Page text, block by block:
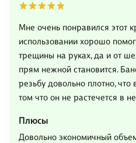
Мне очень понравился этот
использовании хорошо
трещины на руках, да и от
прям нежной становится.
резьбу довольно плотно,
том что он не растечется в
Плюсы
Довольно экономичный